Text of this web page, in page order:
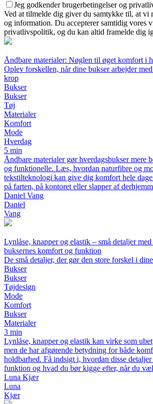
Jeg godkender brugerbetingelser og
Ved at tilmelde dig giver du samtykke til, at vi
og information. Du accepterer samtidig vores
privatlivspolitik, og du kan altid framelde dig
Åndbare materialer: Nøglen til øget komfort i
Oplev forskellen, når dine bukser arbejder
krop
Bukser
Bukser
Tøj
Materialer
Komfort
Mode
Hverdag
5 min
Åndbare materialer gør hverdagsbukser mere
og funktionelle. Læs, hvordan naturfibre og
tekstilteknologi kan give dig komfort hele
på farten, på kontoret eller slapper af
Daniel Vang
Daniel
Vang
Lynlåse, knapper og elastik – små detaljer
buksernes komfort og funktion
De små detaljer, der gør den store forskel i
Bukser
Bukser
Tøjdesign
Mode
Komfort
Bukser
Materialer
3 min
Lynlåse, knapper og elastik kan virke som
men de har afgørende betydning for både
holdbarhed. Få indsigt i, hvordan disse
funktion og hvad du bør kigge efter, når du
Luna Kjær
Luna
Kjær